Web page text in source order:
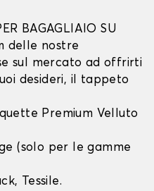
BAGAGLIAIO SU
delle nostre
sul mercato ad offrirti
desideri, il tappeto
Premium Velluto
(solo per le gamme
Tessile.